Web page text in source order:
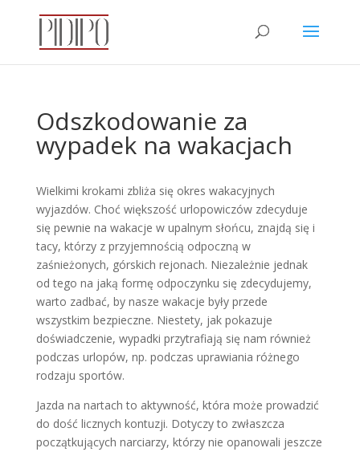
Odszkodowanie za
wypadek na wakacjach
Wielkimi krokami zbliża się okres wakacyjnych
wyjazdów. Choć większość urlopowiczów zdecyduje
się pewnie na wakacje w upalnym słońcu, znajdą się i
tacy, którzy z przyjemnością odpoczną w
zaśnieżonych, górskich rejonach. Niezależnie jednak
od tego na jaką formę odpoczynku się zdecydujemy,
warto zadbać, by nasze wakacje były przede
wszystkim bezpieczne. Niestety, jak pokazuje
doświadczenie, wypadki przytrafiają się nam również
podczas urlopów, np. podczas uprawiania różnego
rodzaju sportów.
Jazda na nartach to aktywność, która może prowadzić
do dość licznych kontuzji. Dotyczy to zwłaszcza
początkujących narciarzy, którzy nie opanowali jeszcze